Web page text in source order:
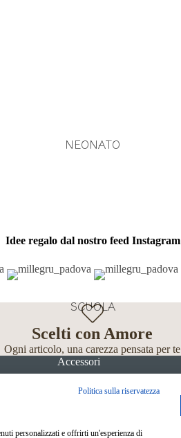
NEONATO
SCUOLA
Idee regalo dal nostro feed Instagram
Scelti con Amore
Ogni articolo, una carezza pensata per te
Accessori
Politica sulla riservatezza
personalizzati e offrirti un'esperienza di